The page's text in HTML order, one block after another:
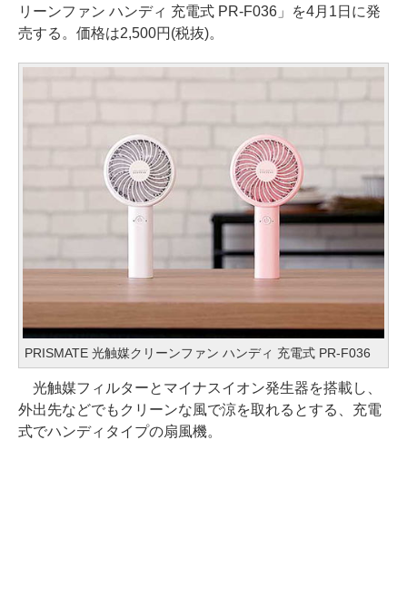
リーンファン ハンディ 充電式 PR-F036」を4月1日に発
売する。価格は2,500円(税抜)。
PRISMATE 光触媒クリーンファン ハンディ 充電式 PR-F036
光触媒フィルターとマイナスイオン発生器を搭載し、
外出先などでもクリーンな風で涼を取れるとする、充電
式でハンディタイプの扇風機。